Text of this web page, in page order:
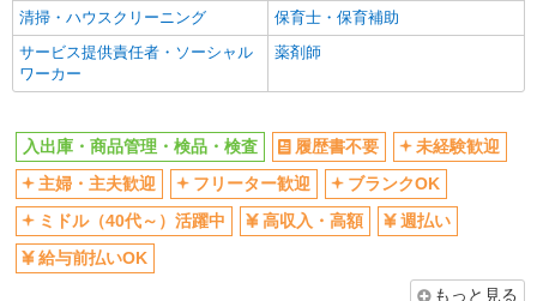
清掃・ハウスクリーニング
保育士・保育補助
サービス提供責任者・ソーシャル
ワーカー
薬剤師
入出庫・商品管理・検品・検査 履歴書不要
未経験歓迎
主婦・主夫歓迎
フリーター歓迎
ブランクOK
ミドル（40代～）活躍中
高収入・高額
週払い
給与前払いOK
もっと見る